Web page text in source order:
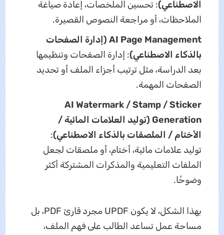
الاصطناعي): تحسين الملخصات، إعادة صياغة
الملاحظات، أو مراجعة النصوص القصيرة.
AI Page Management (إدارة الصفحات
بالذكاء الاصطناعي): إدارة الصفحات وتنظيمها
بعد الدراسة، مثل ترتيب أجزاء الملف أو تحديد
الصفحات المهمة.
AI Watermark / Stamp / Sticker
Generation (توليد العلامات المائية /
الأختام / الملصقات بالذكاء الاصطناعي):
توليد علامات مائية، أختام، أو ملصقات لجعل
الملفات التعليمية والمذكرات المشتركة أكثر
وضوحًا.
بهذا الشكل، لا يكون UPDF مجرد قارئ PDF، بل
مساحة عمل تساعد الطالب على فهم الملف،